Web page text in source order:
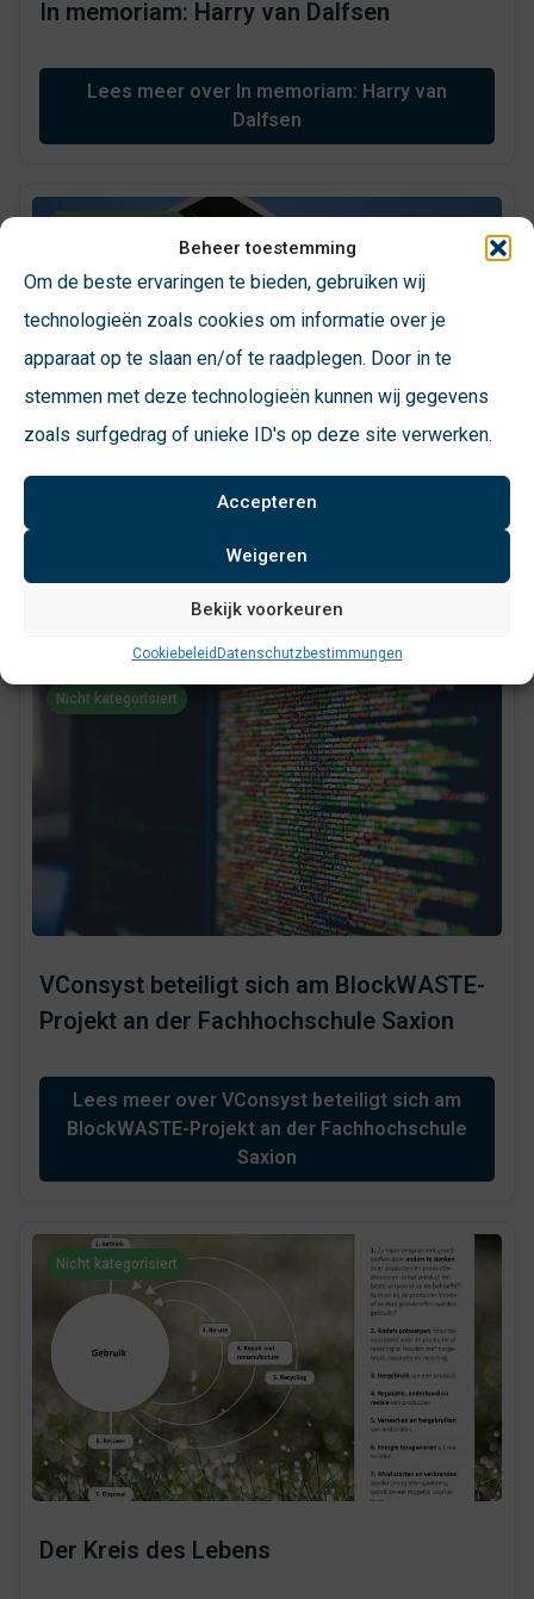
Beheer toestemming
Om de beste ervaringen te bieden, gebruiken wij
technologieën zoals cookies om informatie over je
apparaat op te slaan en/of te raadplegen. Door in te
stemmen met deze technologieën kunnen wij gegevens
zoals surfgedrag of unieke ID's op deze site verwerken.
Accepteren
Weigeren
Bekijk voorkeuren
CookiebeleidDatenschutzbestimmungen
In memoriam: Harry van Dalfsen
Lees meer over In memoriam: Harry van
Dalfsen
Nicht kategorisiert
VConsyst beteiligt sich am BlockWASTE-
Projekt an der Fachhochschule Saxion
Lees meer over VConsyst beteiligt sich am
BlockWASTE-Projekt an der Fachhochschule
Saxion
Nicht kategorisiert
Der Kreis des Lebens